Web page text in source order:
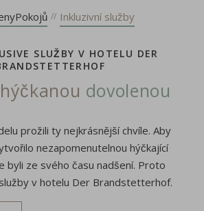
Inkluzivní služby
SLUŽBY V HOTELU DER
dovolenou
prožili ty nejkrásnější chvíle. Aby
nezapomenutelnou hýčkající
byli ze svého času nadšení. Proto
v hotelu Der Brandstetterhof.